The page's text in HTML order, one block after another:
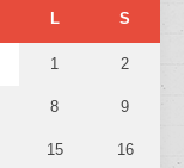
L S
1 2
8 9
15 16